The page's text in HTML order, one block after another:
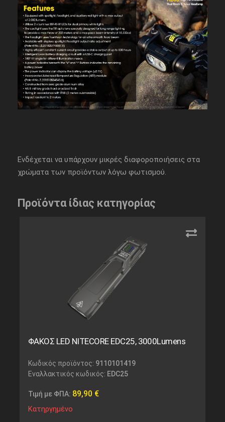
Ενδέχεται να υπάρχουν μικρές διαφοροποιήσεις στα
χρώματα των προϊόντων λόγω φωτισμού.
Προϊόντα ίδιας κατηγορίας
ΦΑΚΟΣ LED NITECORE EDC25, 3000Lumens
Κωδικός προϊόντος: 9110101419
Εναλλακτικός κωδικός: EDC25
Τιμή με ΦΠΑ: 89,90 €
Κατηργημένο